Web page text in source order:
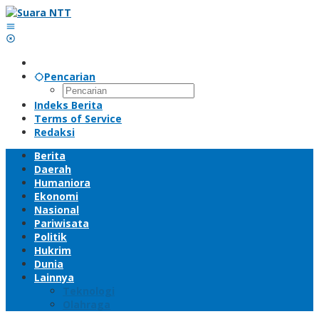
Lewati
ke
konten
Pencarian
Indeks Berita
Terms of Service
Redaksi
Berita
Daerah
Humaniora
Ekonomi
Nasional
Pariwisata
Politik
Hukrim
Dunia
Lainnya
Teknologi
Olahraga